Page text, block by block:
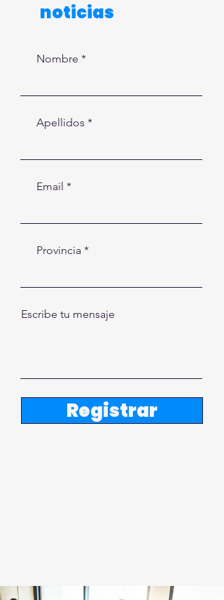
noticias
Nombre
Apellidos
Email
Provincia
Escribe tu mensaje
Registrar